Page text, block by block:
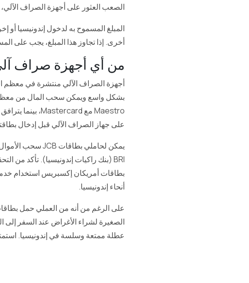
الصعب العثور على أجهزة الصراف الآلي،
أخرى. إذا تجاوز هذا المبلغ، يجب على
من أي أجهزة صراف
على جهاز الصراف الآلي قبل إدخال
بطاقات أمريكان إكسبريس استخدام
أنحاء إندونيسيا.
على الرغم من أنه من العملي حمل
الصغيرة لشراء الأغراض عند السفر إلى
عطلة ممتعة وسلسة في إندونيسيا.